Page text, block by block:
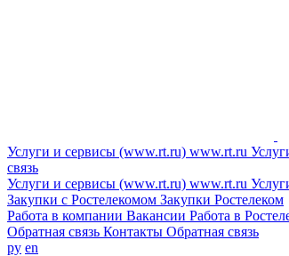
Услуги и сервисы (www.rt.ru) www.rt.ru
связь
Услуги и сервисы (www.rt.ru) www.rt.ru
Закупки с Ростелекомом Закупки Ростелеком
Работа в компании Вакансии Работа в
Обратная связь Контакты Обратная связь
ру en